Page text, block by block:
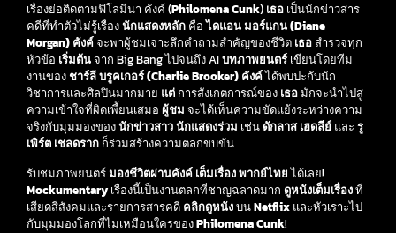
เรื่องย่อติดตามฟิโลมีนา คังค์ (Philomena Cunk) เธอ เป็นนักข่าวสาร
คดีที่ทำตัวไม่รู้เรื่องนักแสดงหลัก คือไดแอน มอร์แกน (Diane
Morgan) คังค์จะพาผู้ชมเจาะลึกคำถามสำคัญของชีวิต เธอสำรวจทุก
หัวข้อ เริ่มต้นจาก Big Bang ไปจนถึง AIบทภาพยนตร์ เขียนโดยทีม
งานของ ชาร์ลี บรูคเกอร์ (Charlie Brooker) คังค์ได้พบปะกับนัก
วิชาการและศิลปินมากมาย แต่ การสังเกตการณ์ของ เธอมักจะนำไปสู่
ความเข้าใจที่ผิดเพี้ยนเสมอ ผู้ชม จะได้เห็นความขัดแย้งระหว่างความ
จริงกับมุมมองของนักข่าวสาวนักแสดงร่วม เช่น ดักลาส เฮดลีย์ และ รู
เพิร์ต เชลดราก ก็ร่วมสร้างความตลกขบขัน
รับชมภาพยนตร์มองชีวิตผ่านคังค์ เต็มเรื่อง พากย์ไทยได้เลย!
Mockumentaryเรื่องนี้เป็นงานตลกที่ชาญฉลาดมาก ดูหนังเต็มเรื่องที่
เสียดสีสังคมและรายการสารคดี คลิกดูหนังบนNetflix และหัวเราะไป
กับมุมมองโลกที่ไม่เหมือนใครของPhilomena Cunk!